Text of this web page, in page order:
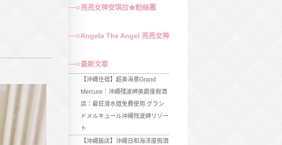
亮亮女神安琪拉★粉絲團
Angela The Angel 亮亮女神
最新文章
【沖繩住宿】超美海景Grand
Mercure｜沖繩殘波岬美爵度假酒
店：最狂滑水道免費使用 グラン
ドメルキュール沖縄残波岬リゾー
ト
【沖繩飯店】沖繩日和海洋度假酒